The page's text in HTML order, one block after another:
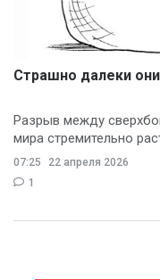
Страшно далеки
Разрыв между
мира стремительно
07:25
22 апреля 2026
1